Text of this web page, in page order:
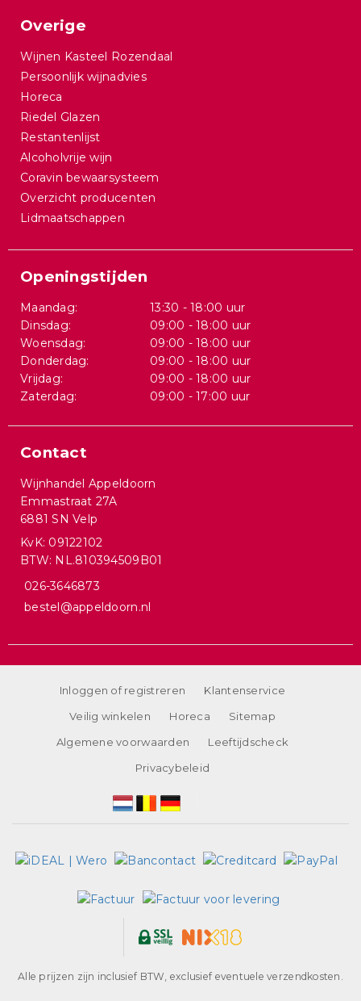
Overige
Wijnen Kasteel Rozendaal
Persoonlijk wijnadvies
Horeca
Riedel Glazen
Restantenlijst
Alcoholvrije wijn
Coravin bewaarsysteem
Overzicht producenten
Lidmaatschappen
Openingstijden
Maandag:
13:30 - 18:00 uur
Dinsdag:
09:00 - 18:00 uur
Woensdag:
09:00 - 18:00 uur
Donderdag:
09:00 - 18:00 uur
Vrijdag:
09:00 - 18:00 uur
Zaterdag:
09:00 - 17:00 uur
Contact
Wijnhandel Appeldoorn
Emmastraat 27A
6881 SN Velp
KvK: 09122102
BTW: NL.810394509B01
026-3646873
bestel@appeldoorn.nl
Inloggen of registreren
Klantenservice
Veilig winkelen
Horeca
Sitemap
Algemene voorwaarden
Leeftijdscheck
Privacybeleid
Alle prijzen zijn inclusief BTW, exclusief eventuele verzendkosten.